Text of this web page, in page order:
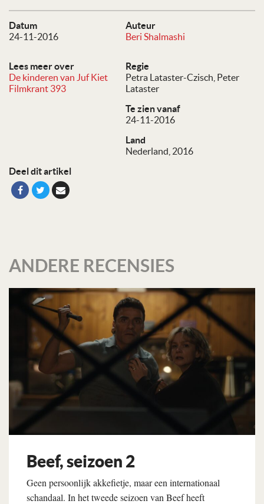
Datum
24-11-2016
Auteur
Beri Shalmashi
Lees meer over
De kinderen van Juf Kiet
Filmkrant 393
Regie
Petra Lataster-Czisch Peter
Lataster
Te zien vanaf
24-11-2016
Land
Nederland, 2016
Deel dit artikel
ANDERE RECENSIES
Beef, seizoen 2
Geen persoonlijk akkefietje, maar een internationaal
schandaal. In het tweede seizoen van Beef heeft